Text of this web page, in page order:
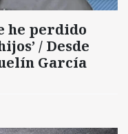
he perdido
/ Desde
García